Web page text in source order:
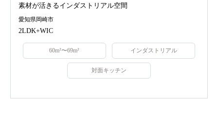
素材が活きるインダストリアル空間
愛知県岡崎市
2LDK+WIC
60m²〜69m² インダストリアル
対面キッチン